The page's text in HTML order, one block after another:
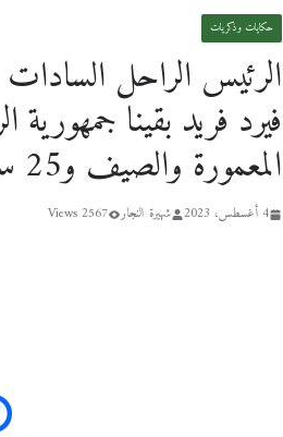
حكايات وذكريات
الرئيس الراحل
فيرد فريد بقينا
المعمورة والصيف و25 سنة علي رحيل ملك الترسو
4 أغسطس، 2023 شهيرة النجار 2567 Views